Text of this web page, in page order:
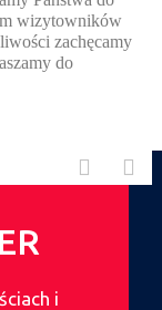
wizytowników
zachęcamy
do
i